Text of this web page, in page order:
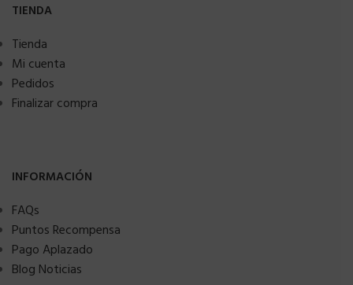
TIENDA
Tienda
Mi cuenta
Pedidos
Finalizar compra
INFORMACIÓN
FAQs
Puntos Recompensa
Pago Aplazado
Blog Noticias